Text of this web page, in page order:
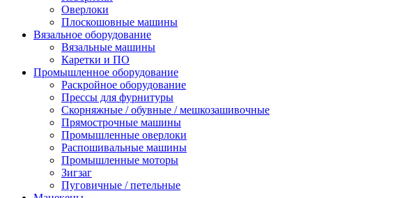
Оверлоки
Плоскошовные машины
Вязальное оборудование
Вязальные машины
Каретки и ПО
Промышленное оборудование
Раскройное оборудование
Прессы для фурнитуры
Скорняжные / обувные / мешкозашивочные
Прямострочные машины
Промышленные оверлоки
Распошивальные машины
Промышленные моторы
Зигзаг
Пуговичные / петельные